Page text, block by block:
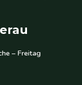
– Freitag